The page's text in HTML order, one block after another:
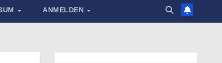
ANMELDEN